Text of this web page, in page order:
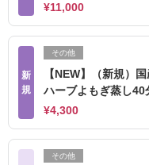
¥11,000
新
規
その他
【NEW】（新規）
ハーブよもぎ蒸し
¥4,300
その他